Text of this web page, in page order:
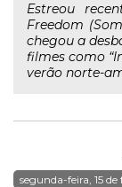
Estreou
Freedom
chegou a
filmes como
verão norte-
segunda-feira, 15 de